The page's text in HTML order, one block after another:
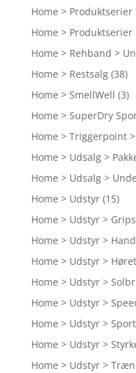
Home > Produktserier
Home >
Home > Rehband >
Home > Restsalg (38)
Home > SmellWell (3)
Home > SuperDry
Home > Triggerpoint
Home > Udsalg >
Home > Udsalg >
Home > Udstyr (15)
Home > Udstyr > Grips
Home > Udstyr >
Home > Udstyr >
Home > Udstyr >
Home > Udstyr >
Home > Udstyr >
Home > Udstyr >
Home > Udstyr >